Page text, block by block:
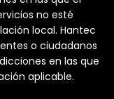
no esté
local. Hantec
o ciudadanos
en las que
aplicable.